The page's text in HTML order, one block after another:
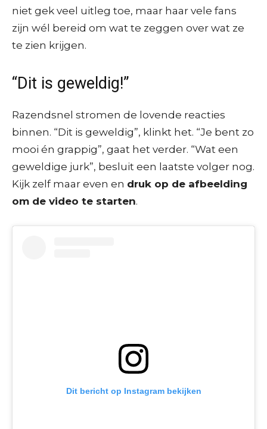
niet gek veel uitleg toe, maar haar vele fans
zijn wél bereid om wat te zeggen over wat ze
te zien krijgen.
“Dit is geweldig!”
Razendsnel stromen de lovende reacties
binnen. “Dit is geweldig”, klinkt het. “Je bent zo
mooi én grappig”, gaat het verder. “Wat een
geweldige jurk”, besluit een laatste volger nog.
Kijk zelf maar even en druk op de afbeelding
om de video te starten.
Dit bericht op Instagram bekijken